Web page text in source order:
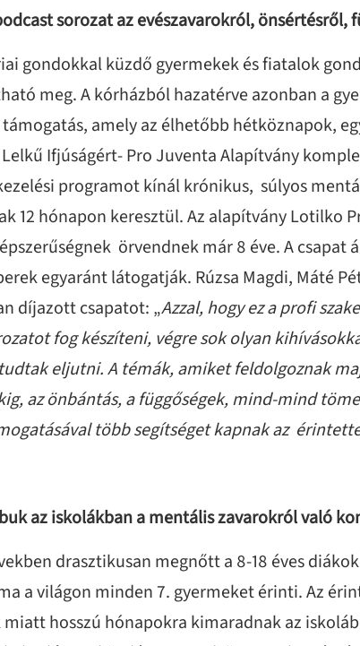
sorozat az evészavarokról, önsértésről,
gondokkal küzdő gyermekek és fiatalok
meg. A kórházból hazatérve azonban a
amely az élhetőbb hétköznapok,
Lelkű Ifjúságért- Pro Juventa Alapítvány
programot kínál krónikus, súlyos
12 hónapon keresztül. Az alapítvány Lotilko
örvendnek már 8 éve. A
egyaránt látogatják. Rúzsa Magdi, Máté
díjazott csapatot: „Azzal, hogy ez a profi
fog készíteni, végre sok olyan
eljutni. A témák, amiket feldolgoznak
az önbántás, a függőségek, mind-mind
több segítséget kapnak az
az iskolákban a mentális zavarokról való
drasztikusan megnőtt a 8-18 éves
a világon minden 7. gyermeket érinti. Az
miatt hosszú hónapokra kimaradnak az